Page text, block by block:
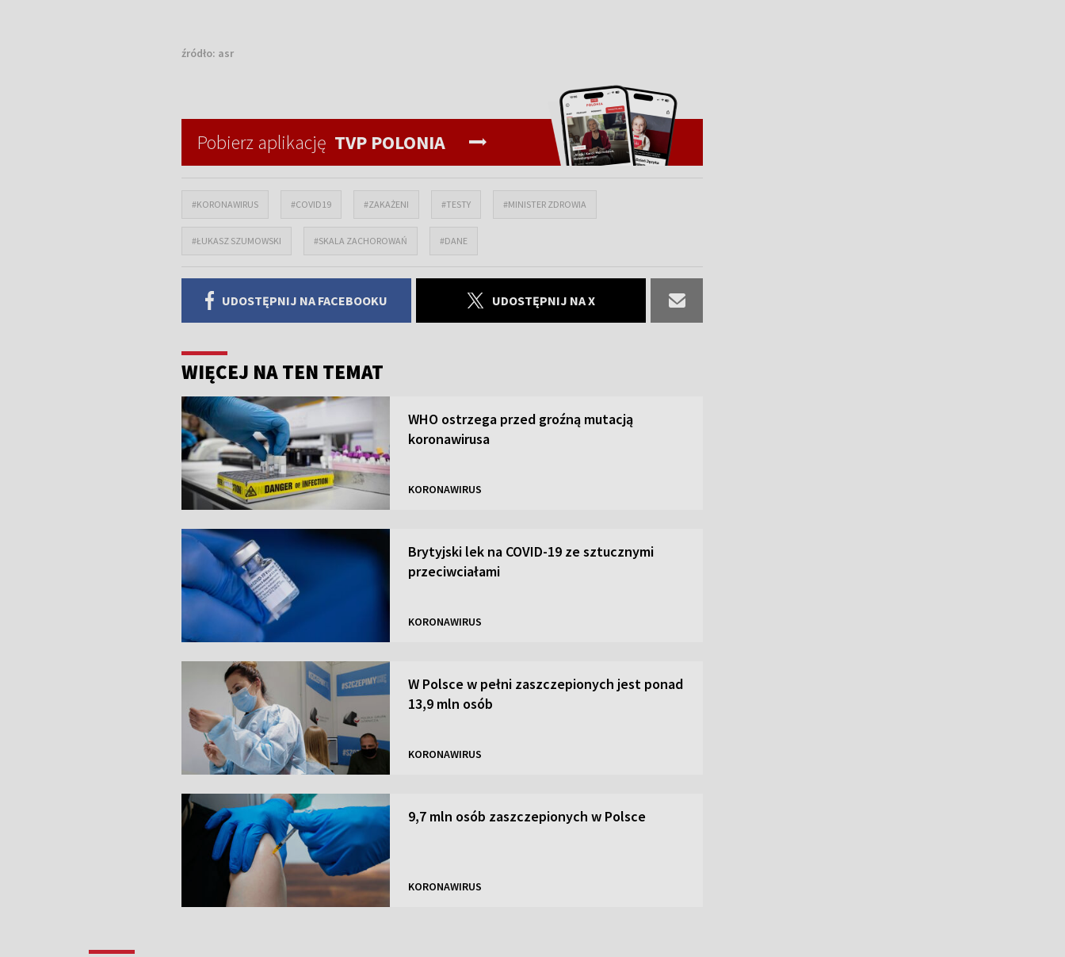
źródło: asr
Pobierz aplikację TVP POLONIA
#KORONAWIRUS #COVID19 #ZAKAŻENI #TESTY #MINISTER ZDROWIA
#ŁUKASZ SZUMOWSKI #SKALA ZACHOROWAŃ #DANE
UDOSTĘPNIJ NA FACEBOOKU UDOSTĘPNIJ NA X
WIĘCEJ NA TEN TEMAT
WHO ostrzega przed groźną mutacją
koronawirusa
KORONAWIRUS
Brytyjski lek na COVID-19 ze sztucznymi
przeciwciałami
KORONAWIRUS
W Polsce w pełni zaszczepionych jest ponad
13,9 mln osób
KORONAWIRUS
9,7 mln osób zaszczepionych w Polsce
KORONAWIRUS